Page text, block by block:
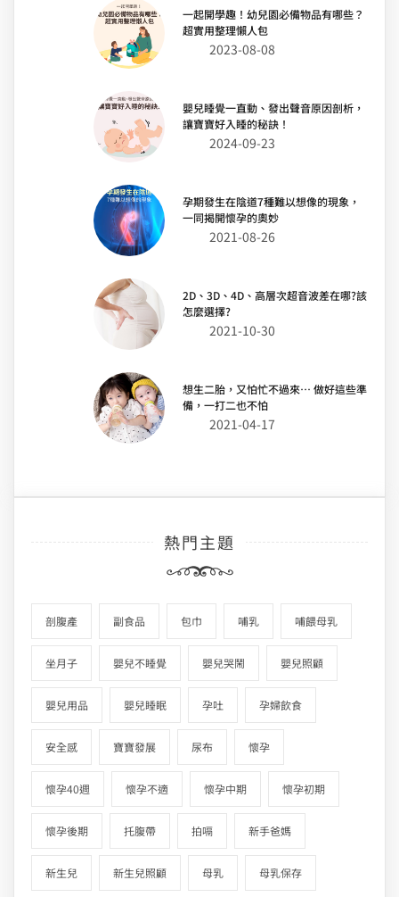
一起開學趣！幼兒園必備物品有哪些？
超實用整理懶人包
2023-08-08
嬰兒睡覺一直動、發出聲音原因剖析，
讓寶寶好入睡的秘訣！
2024-09-23
孕期發生在陰道7種難以想像的現象，
一同揭開懷孕的奧妙
2021-08-26
2D、3D、4D、高層次超音波差在哪?該
怎麼選擇?
2021-10-30
想生二胎，又怕忙不過來… 做好這些準
備，一打二也不怕
2021-04-17
熱門主題
剖腹產 副食品 包巾 哺乳 哺餵母乳
坐月子 嬰兒不睡覺 嬰兒哭鬧 嬰兒照顧
嬰兒用品 嬰兒睡眠 孕吐 孕婦飲食
安全感 寶寶發展 尿布 懷孕
懷孕40週 懷孕不適 懷孕中期 懷孕初期
懷孕後期 托腹帶 拍嗝 新手爸媽
新生兒 新生兒照顧 母乳 母乳保存